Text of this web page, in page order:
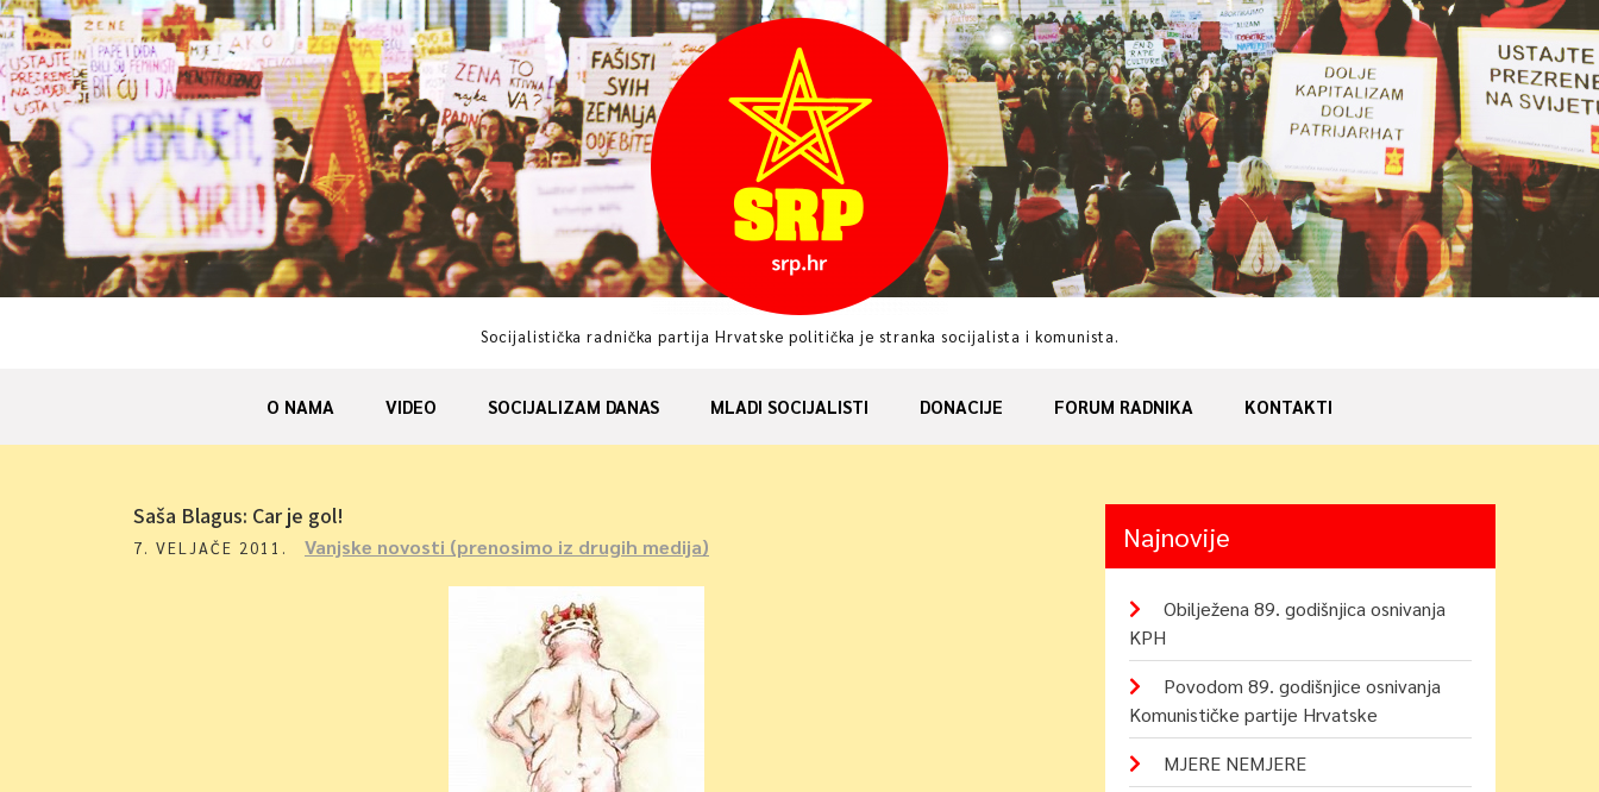
Skip
to
content
Socijalistička radnička partija Hrvatske politička je stranka socijalista i komunista.
O NAMA VIDEO SOCIJALIZAM DANAS MLADI SOCIJALISTI DONACIJE FORUM RADNIKA KONTAKTI
Saša Blagus: Car je gol!
7. VELJAČE 2011. Vanjske novosti (prenosimo iz drugih medija) Najnovije
Obilježena 89. godišnjica osnivanja
KPH
Povodom 89. godišnjice osnivanja
Komunističke partije Hrvatske
MJERE NEMJERE